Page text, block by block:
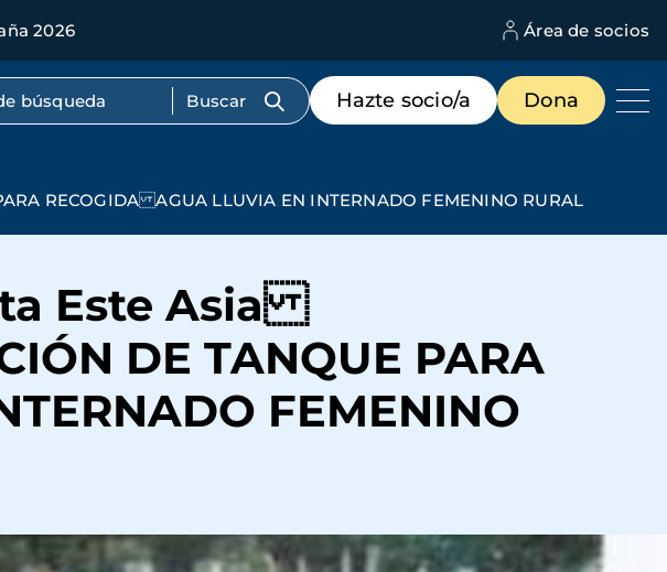
2026 Área de socios
completo
Menú
de
destacados
Hazte socio/a Dona
RECOGIDA AGUA LLUVIA EN INTERNADO FEMENINO RURAL
Este Asia
DE TANQUE PARA
FEMENINO